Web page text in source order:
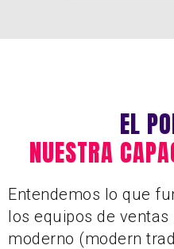
EL
NUESTRA
Entendemos lo que
los equipos de
moderno (modern